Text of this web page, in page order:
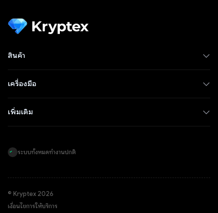
สินค้า
เครื่องมือ
เพิ่มเติม
ระบบทั้งหมดทำงานปกติ
© Kryptex 2026
เงื่อนไขการให้บริการ